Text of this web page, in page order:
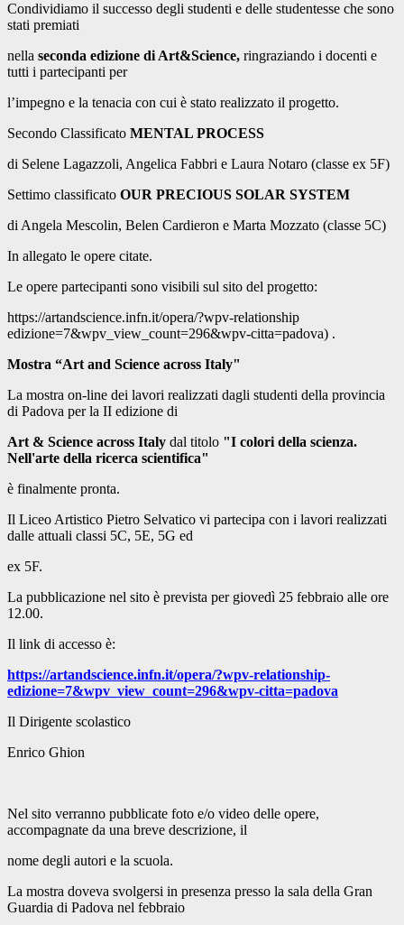
Condividiamo il successo degli studenti e delle studentesse che sono
stati premiati
nella seconda edizione di Art&Science, ringraziando i docenti e
tutti i partecipanti per
l’impegno e la tenacia con cui è stato realizzato il progetto.
Secondo Classificato MENTAL PROCESS
di Selene Lagazzoli, Angelica Fabbri e Laura Notaro (classe ex 5F)
Settimo classificato OUR PRECIOUS SOLAR SYSTEM
di Angela Mescolin, Belen Cardieron e Marta Mozzato (classe 5C)
In allegato le opere citate.
Le opere partecipanti sono visibili sul sito del progetto:
https://artandscience.infn.it/opera/?wpv-relationship
edizione=7&wpv_view_count=296&wpv-citta=padova) .
Mostra “Art and Science across Italy"
La mostra on-line dei lavori realizzati dagli studenti della provincia
di Padova per la II edizione di
Art & Science across Italy dal titolo "I colori della scienza.
Nell'arte della ricerca scientifica"
è finalmente pronta.
Il Liceo Artistico Pietro Selvatico vi partecipa con i lavori realizzati
dalle attuali classi 5C, 5E, 5G ed
ex 5F.
La pubblicazione nel sito è prevista per giovedì 25 febbraio alle ore
12.00.
Il link di accesso è:
https://artandscience.infn.it/opera/?wpv-relationship-
edizione=7&wpv_view_count=296&wpv-citta=padova
Il Dirigente scolastico
Enrico Ghion
Nel sito verranno pubblicate foto e/o video delle opere,
accompagnate da una breve descrizione, il
nome degli autori e la scuola.
La mostra doveva svolgersi in presenza presso la sala della Gran
Guardia di Padova nel febbraio